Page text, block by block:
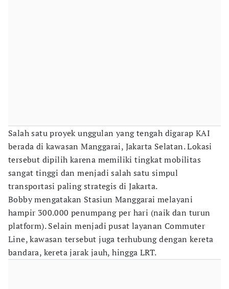
Salah satu proyek unggulan yang tengah digarap KAI
berada di kawasan Manggarai, Jakarta Selatan. Lokasi
tersebut dipilih karena memiliki tingkat mobilitas
sangat tinggi dan menjadi salah satu simpul
transportasi paling strategis di Jakarta.
Bobby mengatakan Stasiun Manggarai melayani
hampir 300.000 penumpang per hari (naik dan turun
platform). Selain menjadi pusat layanan Commuter
Line, kawasan tersebut juga terhubung dengan kereta
bandara, kereta jarak jauh, hingga LRT.